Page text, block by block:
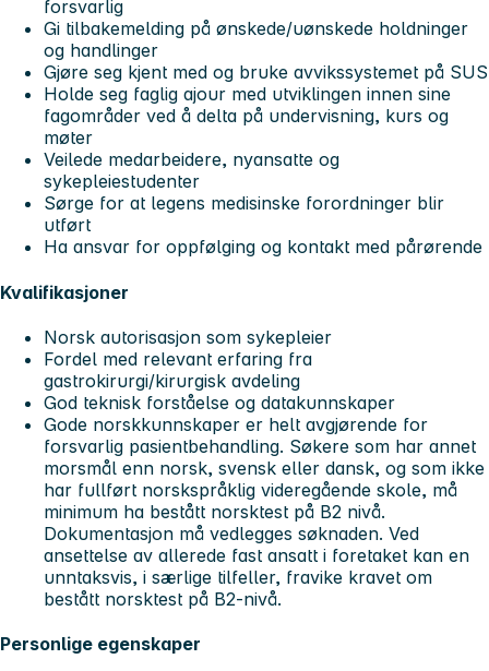
forsvarlig
Gi tilbakemelding på ønskede/uønskede holdninger
og handlinger
Gjøre seg kjent med og bruke avvikssystemet på SUS
Holde seg faglig ajour med utviklingen innen sine
fagområder ved å delta på undervisning, kurs og
møter
Veilede medarbeidere, nyansatte og
sykepleiestudenter
Sørge for at legens medisinske forordninger blir
utført
Ha ansvar for oppfølging og kontakt med pårørende
Kvalifikasjoner
Norsk autorisasjon som sykepleier
Fordel med relevant erfaring fra
gastrokirurgi/kirurgisk avdeling
God teknisk forståelse og datakunnskaper
Gode norskkunnskaper er helt avgjørende for
forsvarlig pasientbehandling. Søkere som har annet
morsmål enn norsk, svensk eller dansk, og som ikke
har fullført norskspråklig videregående skole, må
minimum ha bestått norsktest på B2 nivå.
Dokumentasjon må vedlegges søknaden. Ved
ansettelse av allerede fast ansatt i foretaket kan en
unntaksvis, i særlige tilfeller, fravike kravet om
bestått norsktest på B2-nivå.
Personlige egenskaper